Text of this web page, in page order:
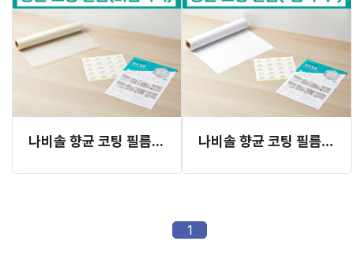
나비솔 향균 코팅 필름 비점착형 (345mm x 10m 롤) 나비솔 향균 코팅 필름 점착형 (345mm x 10m 롤)
1